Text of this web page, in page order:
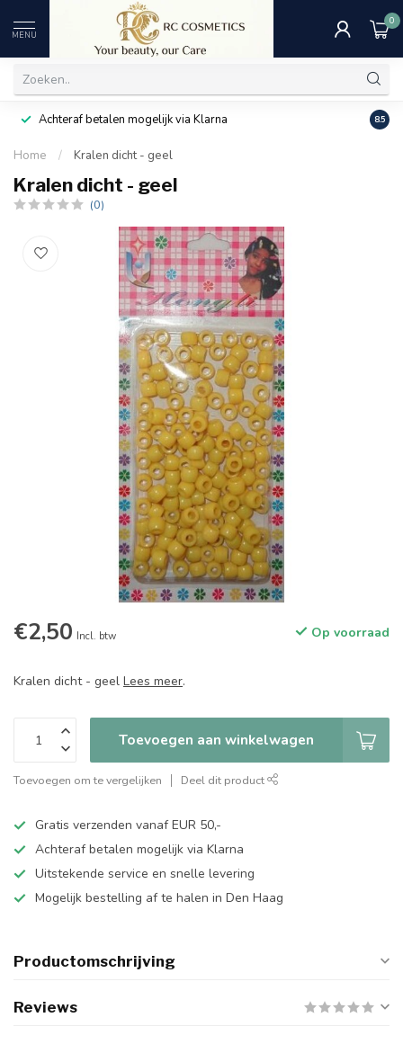
MENU
0
Achteraf betalen mogelijk via Klarna 8.5
Home / Kralen dicht - geel
Kralen dicht - geel
(0)
€2,50 Incl. btw Op voorraad
Kralen dicht - geel Lees meer.
Toevoegen aan winkelwagen
Toevoegen om te vergelijken Deel dit product
Gratis verzenden vanaf EUR 50,-
Achteraf betalen mogelijk via Klarna
Uitstekende service en snelle levering
Mogelijk bestelling af te halen in Den Haag
Productomschrijving
Reviews